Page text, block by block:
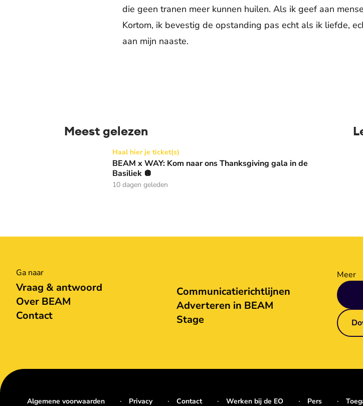
die geen tranen meer kunnen huilen. Als ik geef aan
Kortom, ik bevestig de opstanding pas echt als ik liefde,
aan mijn naaste.
Meest gelezen
BEAM x WAY: Kom naar ons Thanksgiving gala in de Basiliek 🪩
Haal hier je ticket(s)
BEAM x WAY: Kom naar ons Thanksgiving gala in de
Basiliek 🪩
10 dagen geleden
Ga naar
Vraag & antwoord
Over BEAM
Contact
Communicatierichtlijnen
Adverteren in BEAM
Stage
Meer
Algemene voorwaarden Privacy Contact Werken bij de EO Pers